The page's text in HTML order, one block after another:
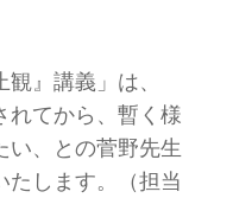
』講義」は、
れてから、暫く様
い、との菅野先生
たします。（担当